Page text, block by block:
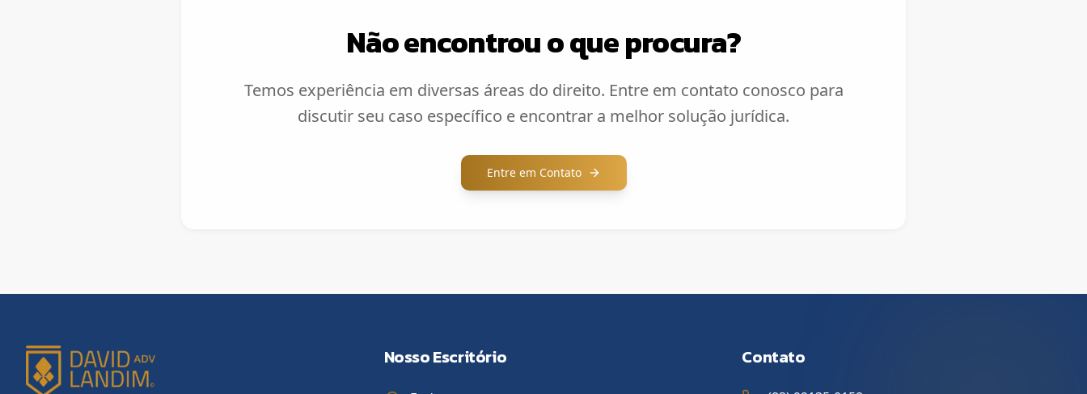
Não encontrou o que procura?
Temos experiência em diversas áreas do direito. Entre em contato conosco para
discutir seu caso específico e encontrar a melhor solução jurídica.
Entre em Contato
Nosso Escritório Contato